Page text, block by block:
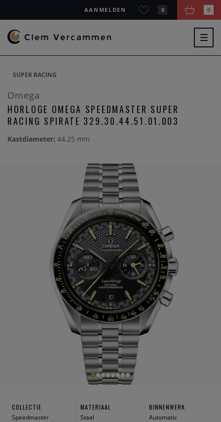
AANMELDEN 0 0
SUPER RACING
Omega
HORLOGE OMEGA SPEEDMASTER SUPER
RACING SPIRATE 329.30.44.51.01.003
Kastdiameter: 44.25 mm
COLLECTIE
Speedmaster
MATERIAAL
Staal
BINNENWERK
Automatic